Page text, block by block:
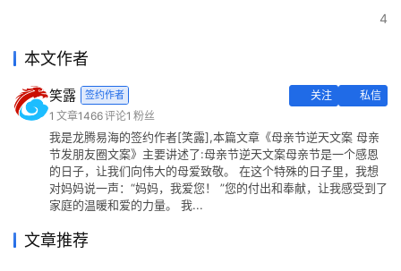
4
本文作者
笑露 签约作者 关注
私信
1 文章1466评论1 粉丝
我是龙腾易海的签约作者[笑露],本篇文章《母亲节逆天文案 母亲
节发朋友圈文案》主要讲述了:母亲节逆天文案母亲节是一个感恩
的日子，让我们向伟大的母爱致敬。 在这个特殊的日子里，我想
对妈妈说一声：“妈妈，我爱您！ ”您的付出和奉献，让我感受到了
家庭的温暖和爱的力量。 我...
文章推荐